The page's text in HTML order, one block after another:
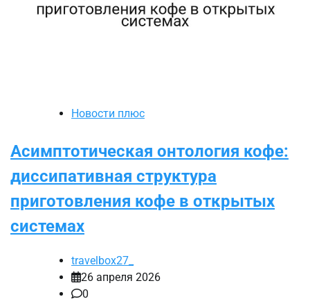
Новости плюс
Асимптотическая онтология кофе:
диссипативная структура
приготовления кофе в открытых
системах
travelbox27_
26 апреля 2026
0